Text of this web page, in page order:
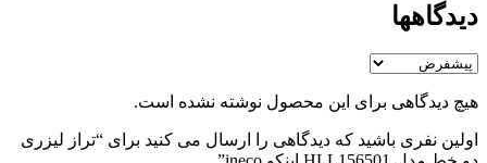
دیدگاهها
هیچ دیدگاهی برای این محصول نوشته نشده است.
اولین نفری باشید که دیدگاهی را ارسال می کنید برای “تراز لیزری